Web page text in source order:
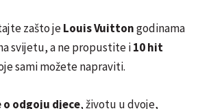
zašto jeLouis Vuittongodinama
svijetu, a ne propustite i10 hit
sami možete napraviti.
o odgoju djece, životu u dvoje,